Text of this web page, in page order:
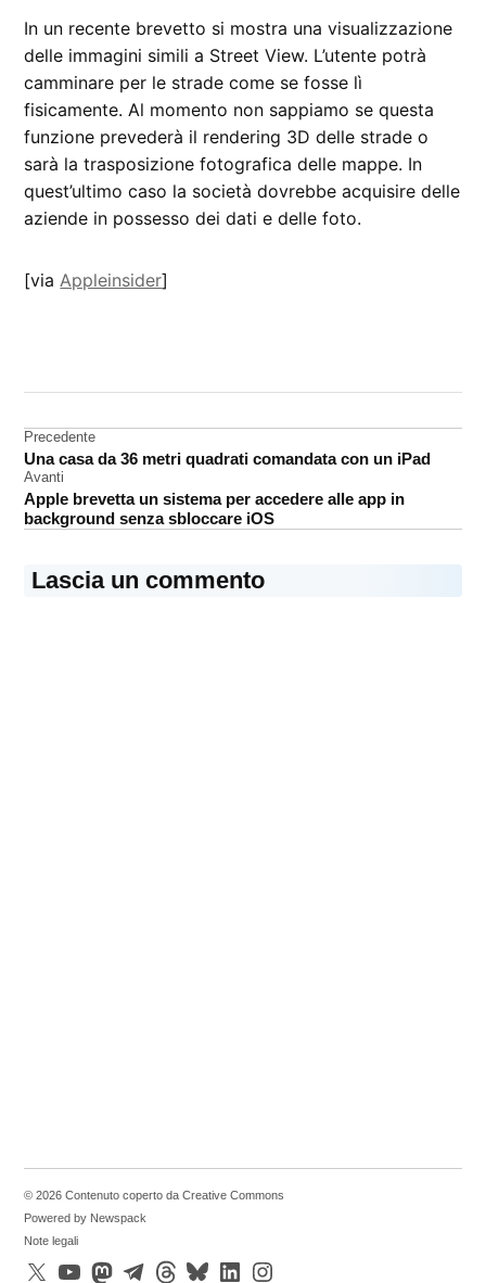
In un recente brevetto si mostra una visualizzazione
delle immagini simili a Street View. L’utente potrà
camminare per le strade come se fosse lì
fisicamente. Al momento non sappiamo se questa
funzione prevederà il rendering 3D delle strade o
sarà la trasposizione fotografica delle mappe. In
quest’ultimo caso la società dovrebbe acquisire delle
aziende in possesso dei dati e delle foto.
[via Appleinsider]
iOS
Street
Navigazione
articoli
Precedente
Una casa da 36 metri quadrati comandata con un iPad
Avanti
Apple brevetta un sistema per accedere alle app in
background senza sbloccare iOS
Lascia un commento
© 2026 Contenuto coperto da Creative Commons
Powered by Newspack
Note legali
X
YouTubeMastodonTelegramThreadsBlueskyLinkedInInstagram